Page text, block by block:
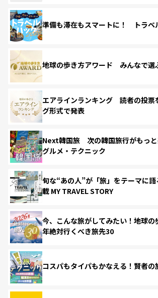
準備も滞在もスマートに！ トラベ
地球の歩き方アワード みんなで選
エアラインランキング 読者の投票
グ形式で発表
Next韓国旅 次の韓国旅行がもっと
グルメ・テクニック
旬な“あの人”が「旅」をテーマに
載 MY TRAVEL STORY
今、こんな旅がしてみたい！地球
年絶対行くべき旅先30
コスパもタイパもかなえる！賢者の